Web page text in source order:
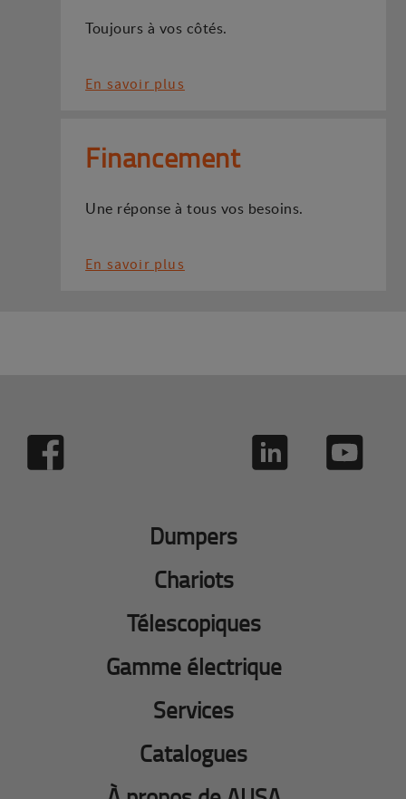
Toujours à vos côtés.
En savoir plus
Financement
Une réponse à tous vos besoins.
En savoir plus
Dumpers
Chariots
Télescopiques
Gamme électrique
Services
Catalogues